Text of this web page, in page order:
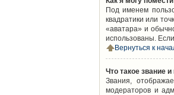
Под именем
квадратики или
«аватара» и
использованы.
Вернуться к
Что такое звание
Звания,
модераторов и